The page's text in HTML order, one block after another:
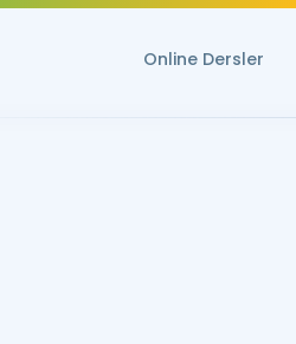
Online Dersler